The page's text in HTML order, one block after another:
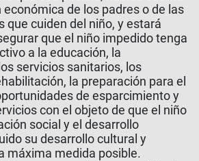
de los padres o de las
que cuiden del niño, y estará
que el niño impedido tenga
a la educación, la
servicios sanitarios, los
la preparación para el
de esparcimiento y
con el objeto de que el niño
social y el desarrollo
su desarrollo cultural y
máxima medida posible.